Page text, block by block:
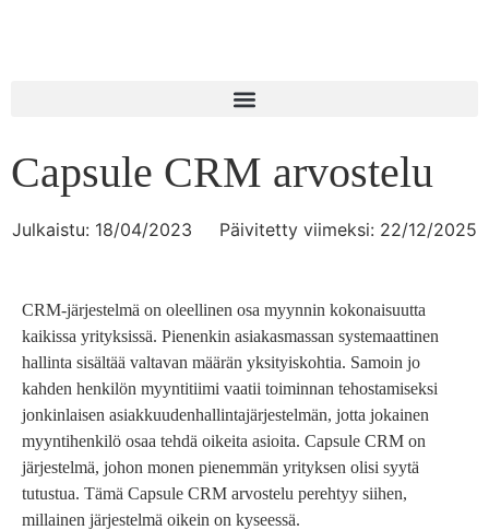
Capsule CRM arvostelu
Julkaistu: 18/04/2023 Päivitetty viimeksi: 22/12/2025
CRM-järjestelmä on oleellinen osa myynnin kokonaisuutta
kaikissa yrityksissä. Pienenkin asiakasmassan systemaattinen
hallinta sisältää valtavan määrän yksityiskohtia. Samoin jo
kahden henkilön myyntitiimi vaatii toiminnan tehostamiseksi
jonkinlaisen asiakkuudenhallintajärjestelmän, jotta jokainen
myyntihenkilö osaa tehdä oikeita asioita. Capsule CRM on
järjestelmä, johon monen pienemmän yrityksen olisi syytä
tutustua. Tämä Capsule CRM arvostelu perehtyy siihen,
millainen järjestelmä oikein on kyseessä.